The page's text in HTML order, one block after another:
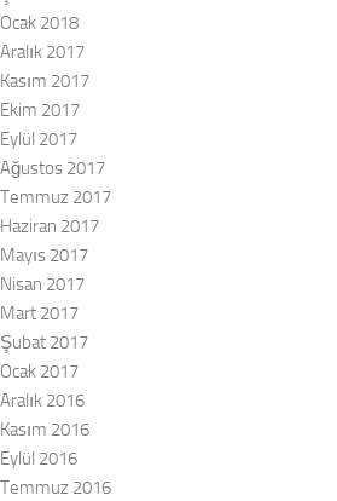
Ocak 2018
Aralık 2017
Kasım 2017
Ekim 2017
Eylül 2017
Ağustos 2017
Temmuz 2017
Haziran 2017
Mayıs 2017
Nisan 2017
Mart 2017
Şubat 2017
Ocak 2017
Aralık 2016
Kasım 2016
Eylül 2016
Temmuz 2016